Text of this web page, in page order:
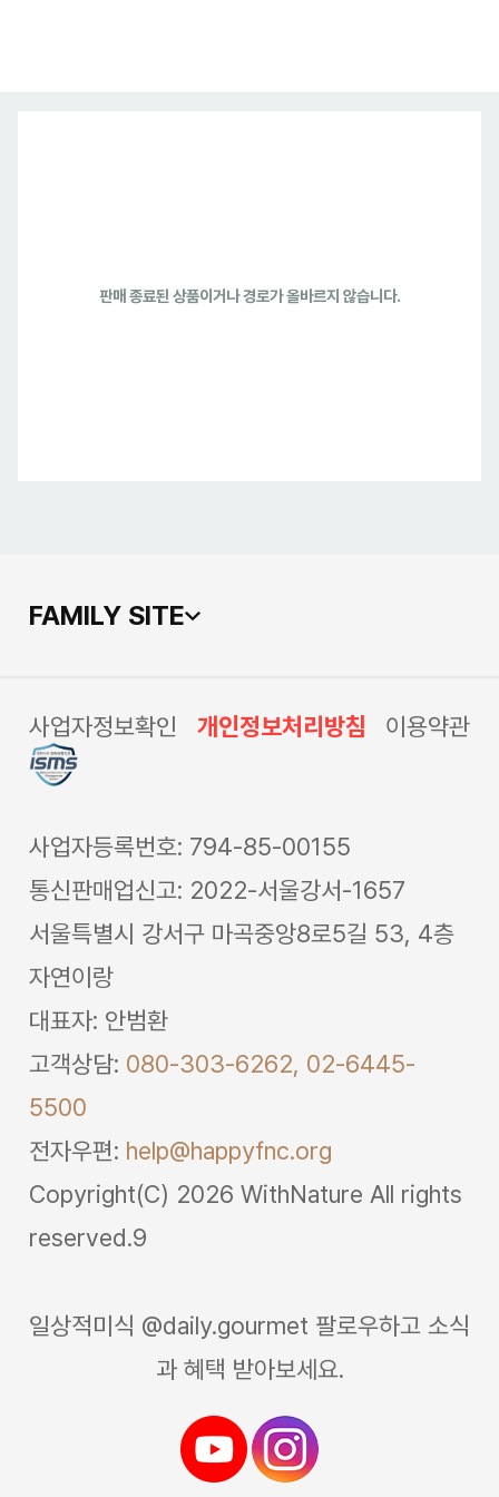
판매 종료된 상품이거나 경로가 올바르지 않습니다.
FAMILY SITE
사업자정보확인 개인정보처리방침 이용약관
사업자등록번호: 794-85-00155
통신판매업신고: 2022-서울강서-1657
서울특별시 강서구 마곡중앙8로5길 53, 4층
자연이랑
대표자: 안범환
고객상담: 080-303-6262, 02-6445-
5500
전자우편: help@happyfnc.org
Copyright(C) 2026 WithNature All rights
reserved.9
일상적미식 @daily.gourmet 팔로우하고 소식
과 혜택 받아보세요.